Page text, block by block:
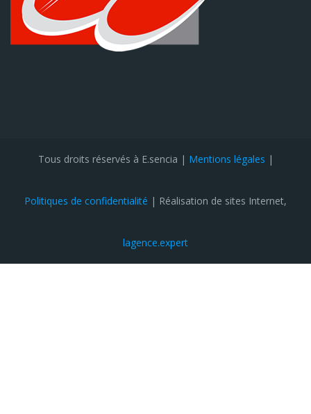
Tous droits réservés à E.sencia | Mentions légales |
Politiques de confidentialité | Réalisation de sites Internet,
lagence.expert